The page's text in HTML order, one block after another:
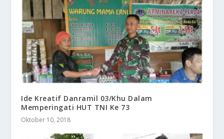
Ide Kreatif Danramil 03/Khu Dalam
Memperingati HUT TNI Ke 73
Oktober 10, 2018